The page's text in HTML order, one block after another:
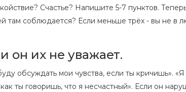
Счастье? Напишите 5-7 пунктов.
там соблюдается? Если меньше трёх - вы не в
он их не уважает.
обсуждать мои чувства, если ты кричишь». «Я
ты говоришь, что я несчастный». Если он